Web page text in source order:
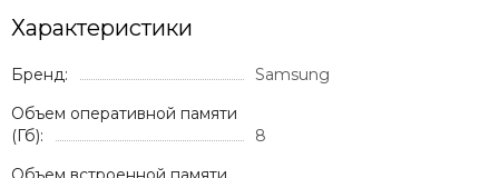
Характеристики
Бренд:
Samsung
Объем оперативной памяти
(Гб):
8